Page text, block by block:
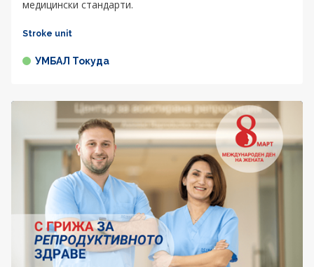
медицински стандарти.
Stroke unit
УМБАЛ Токуда